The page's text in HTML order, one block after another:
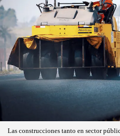
Las construcciones tanto en sector